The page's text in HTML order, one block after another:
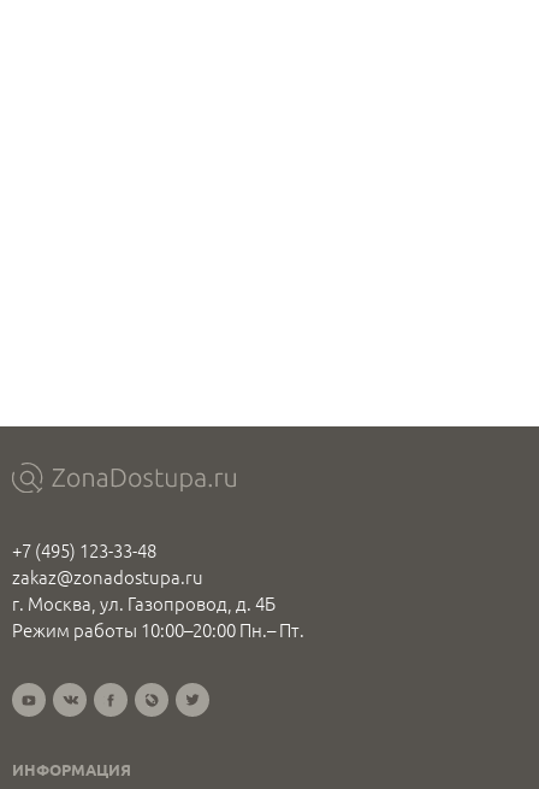
+7 (495) 123-33-48
zakaz@zonadostupa.ru
г. Москва, ул. Газопровод, д. 4Б
Режим работы 10:00–20:00 Пн.– Пт.
ИНФОРМАЦИЯ